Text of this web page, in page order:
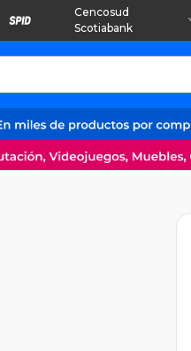
Cencosud
Scotiabank